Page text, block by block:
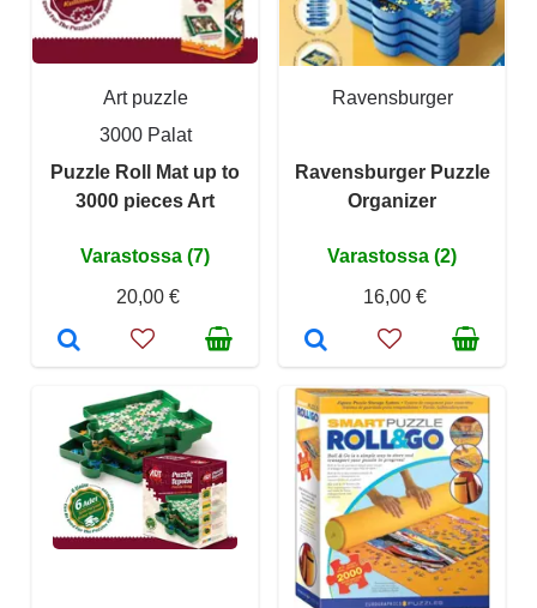
Art puzzle
3000 Palat
Puzzle Roll Mat up to
3000 pieces Art
Varastossa (7)
20,00 €
Ravensburger
Ravensburger Puzzle
Organizer
Varastossa (2)
16,00 €